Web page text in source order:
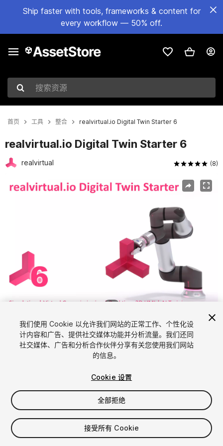
Ship faster with tools, frameworks & content for
every workflow — 50% off.
搜索资源
首页 工具 整合 realvirtual.io Digital Twin Starter 6
realvirtual.io Digital Twin Starter 6
realvirtual (8)
FREE
75viewsin the past week
我们使用 Cookie 以允许我们网站的正常工作、个性化设
计内容和广告、提供社交媒体功能并分析流量。我们还同
社交媒体、广告和分析合作伙伴分享有关您使用我们网站
的信息。
Cookie 设置
全部拒绝
接受所有 Cookie